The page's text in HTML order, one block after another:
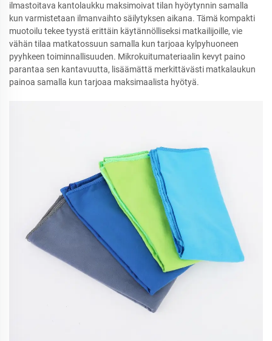
ilmastoitava kantolaukku maksimoivat tilan hyöytynnin samalla
kun varmistetaan ilmanvaihto säilytyksen aikana. Tämä kompakti
muotoilu tekee tyystä erittäin käytännölliseksi matkailijoille, vie
vähän tilaa matkatossuun samalla kun tarjoaa kylpyhuoneen
pyyhkeen toiminnallisuuden. Mikrokuitumateriaalin kevyt paino
parantaa sen kantavuutta, lisäämättä merkittävästi matkalaukun
painoa samalla kun tarjoaa maksimaalista hyötyä.